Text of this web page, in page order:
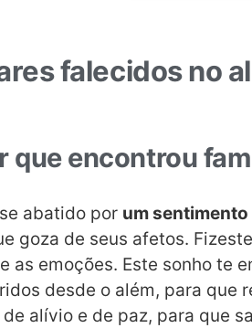
falecidos no
que encontrou
abatido por um sentimento
goza de seus afetos.
as emoções. Este sonho te
desde o além, para que
alívio e de paz, para que